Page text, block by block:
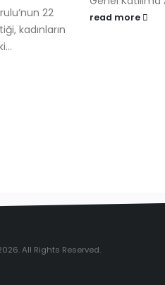
22
kadınların
read more
All Rights Reserved.